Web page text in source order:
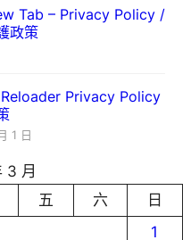
Tab – Privacy Policy /
政策
Privacy Policy
1 日
3 月
五 六
日
1